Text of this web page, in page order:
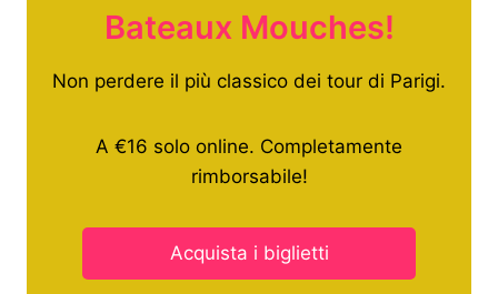
Bateaux Mouches!
Non perdere il più classico dei tour di Parigi.
A €16 solo online. Completamente
rimborsabile!
Acquista i biglietti